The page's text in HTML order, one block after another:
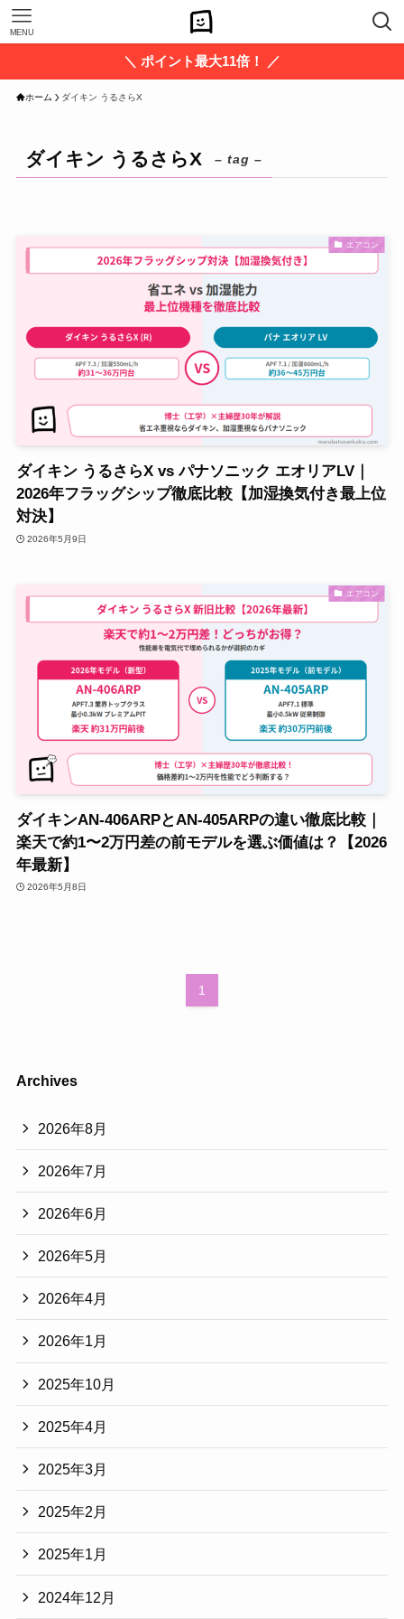
MENU
＼ ポイント最大11倍！ ／
ホーム ダイキン うるさらX
ダイキン うるさらX – tag –
エアコン
ダイキン うるさらX vs パナソニック エオリアLV｜
2026年フラッグシップ徹底比較【加湿換気付き最上位
対決】
2026年5月9日
エアコン
ダイキンAN-406ARPとAN-405ARPの違い徹底比較｜
楽天で約1〜2万円差の前モデルを選ぶ価値は？【2026
年最新】
2026年5月8日
1
Archives
2026年8月
2026年7月
2026年6月
2026年5月
2026年4月
2026年1月
2025年10月
2025年4月
2025年3月
2025年2月
2025年1月
2024年12月